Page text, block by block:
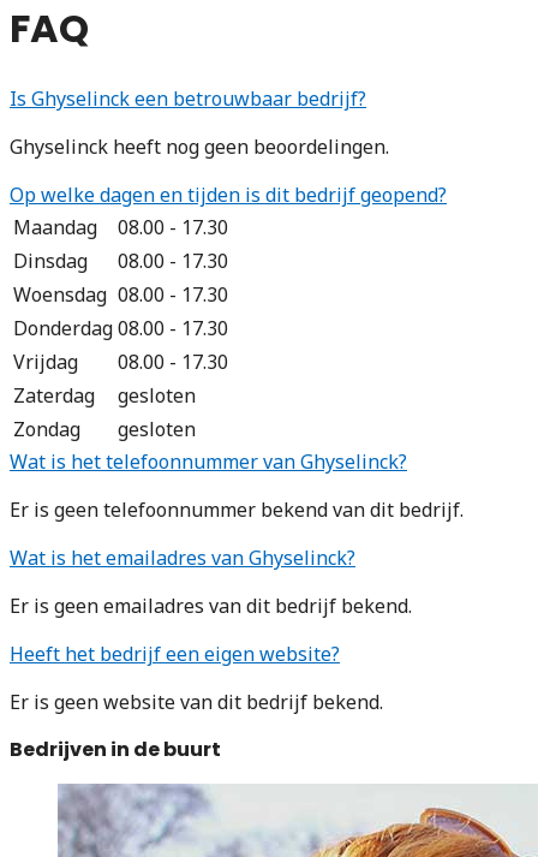
FAQ
Is Ghyselinck een betrouwbaar bedrijf?
Ghyselinck heeft nog geen beoordelingen.
Op welke dagen en tijden is dit bedrijf geopend?
Maandag
08.00 - 17.30
Dinsdag
08.00 - 17.30
Woensdag 08.00 - 17.30
Donderdag08.00 - 17.30
Vrijdag
08.00 - 17.30
Zaterdag
gesloten
Zondag
gesloten
Wat is het telefoonnummer van Ghyselinck?
Er is geen telefoonnummer bekend van dit bedrijf.
Wat is het emailadres van Ghyselinck?
Er is geen emailadres van dit bedrijf bekend.
Heeft het bedrijf een eigen website?
Er is geen website van dit bedrijf bekend.
Bedrijven in de buurt